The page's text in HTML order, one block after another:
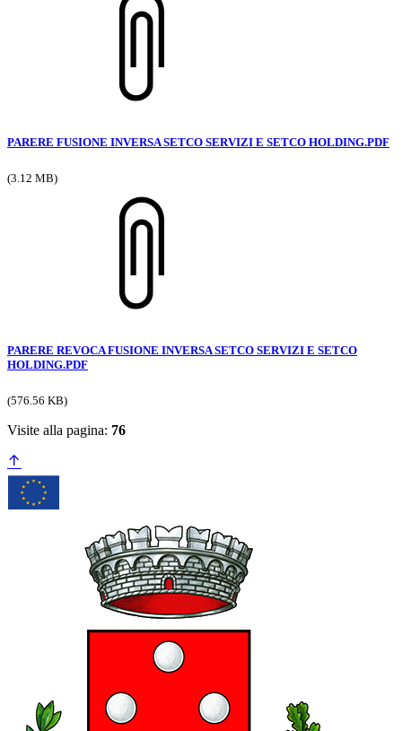
PARERE FUSIONE INVERSA SETCO SERVIZI E SETCO HOLDING.PDF
(3.12 MB)
PARERE REVOCA FUSIONE INVERSA SETCO SERVIZI E SETCO
HOLDING.PDF
(576.56 KB)
Visite alla pagina: 76